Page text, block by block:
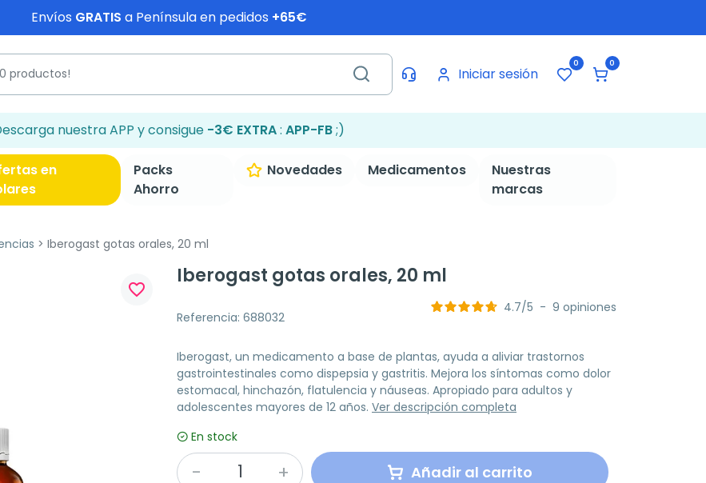
Envíos GRATIS a Península en pedidos +65€
Iniciar sesión
0 0
nuestra APP y consigue -3€ EXTRA: APP-FB;)
en
Packs
Ahorro
Novedades Medicamentos
Nuestras
marcas
Iberogast gotas orales, 20 ml
favorite_border
Iberogast gotas orales, 20 ml
Referencia: 688032
4.7/5 - 9 opiniones
Iberogast, un medicamento a base de plantas, ayuda a aliviar trastornos
gastrointestinales como dispepsia y gastritis. Mejora los síntomas como dolor
estomacal, hinchazón, flatulencia y náuseas. Apropiado para adultos y
adolescentes mayores de 12 años. Ver descripción completa
En stock
Añadir al carrito